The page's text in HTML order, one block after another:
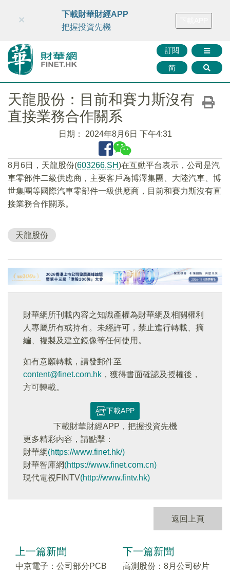
財華智庫網 FINTV FINMETA 財華證券 媒體矩陣
訂閱
简
×
下載財華財經APP
把握投資先機
天龍股份：目前和賽力斯沒有
直接業務合作關系
日期： 2024年8月6日 下午4:31
8月6日，天龍股份(603266.SH)在互動平台表示，公司是汽
車零部件二級供應商，主要客戶為博澤集團、大陸汽車、博
世集團等國際汽車零部件一級供應商，目前和賽力斯沒有直
接業務合作關系。
天龍股份
財華網所刊載內容之知識產權為財華網及相關權利
人專屬所有或持有。未經許可，禁止進行轉載、摘
編、複製及建立鏡像等任何使用。
如有意願轉載，請發郵件至
content@finet.com.hk ，獲得書面確認及授權後，
方可轉載。
下載APP
下載財華財經APP，把握投資先機
更多精彩内容，請點擊：
財華網(https://www.finet.hk/)
財華智庫網(https://www.finet.com.cn)
現代電視FINTV(http://www.fintv.hk)
返回上頁
上一篇新聞
中京電子：公司部分PCB
下一篇新聞
高測股份：8月公司矽片